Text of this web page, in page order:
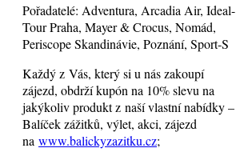
Pořadatelé: Adventura, Arcadia Air, Ideal-
Tour Praha, Mayer & Crocus, Nomád,
Periscope Skandinávie, Poznání, Sport-S
Každý z Vás, který si u nás zakoupí
zájezd, obdrží kupón na 10% slevu na
jakýkoliv produkt z naší vlastní nabídky –
Balíček zážitků, výlet, akci, zájezd
na www.balickyzazitku.cz;